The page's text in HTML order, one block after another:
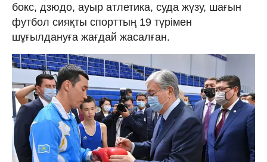
бокс, дзюдо, ауыр атлетика, суда жүзу, шағын
футбол сияқты спорттың 19 түрімен
шұғылдануға жағдай жасалған.